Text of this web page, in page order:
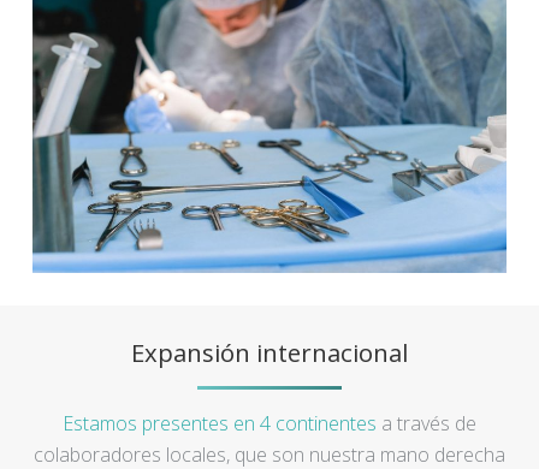
Expansión internacional
Estamos presentes en 4 continentes a través de
colaboradores locales, que son nuestra mano derecha